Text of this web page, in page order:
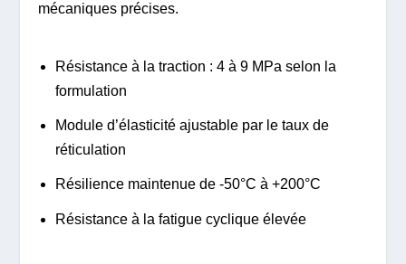
mécaniques précises.
Résistance à la traction : 4 à 9 MPa selon la
formulation
Module d’élasticité ajustable par le taux de
réticulation
Résilience maintenue de -50°C à +200°C
Résistance à la fatigue cyclique élevée